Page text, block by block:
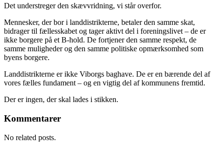
Det understreger den skævvridning, vi står overfor.
Mennesker, der bor i landdistrikterne, betaler den samme skat,
bidrager til fællesskabet og tager aktivt del i foreningslivet – de er
ikke borgere på et B-hold. De fortjener den samme respekt, de
samme muligheder og den samme politiske opmærksomhed som
byens borgere.
Landdistrikterne er ikke Viborgs baghave. De er en bærende del af
vores fælles fundament – og en vigtig del af kommunens fremtid.
Der er ingen, der skal lades i stikken.
Kommentarer
No related posts.